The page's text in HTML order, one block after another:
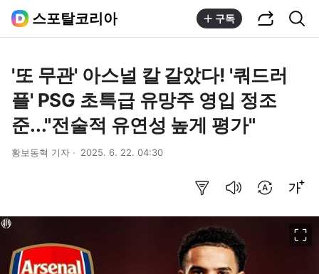
스포탈코리아 구독
'또 무관' 아스널 칼 갈았다! '쿼드러
플' PSG 초특급 유망주 영입 정조
준..."전술적 유연성 높게 평가"
황보동혁 기자 2025. 6. 22. 04:30